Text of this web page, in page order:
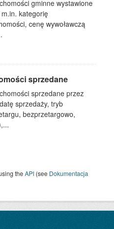
gminne wystawione
kategorię
cenę wywoławczą
sprzedane
sprzedane przez
sprzedaży, tryb
bezprzetargowo,
theAPI (see Dokumentacja